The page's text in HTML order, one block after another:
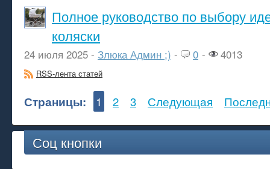
Полное руководство по выбору
коляски
24 июля 2025 - Злюка Админ ;) - 0 - 4013
RSS-лента статей
Страницы: 1 2 3 Следующая
Соц кнопки